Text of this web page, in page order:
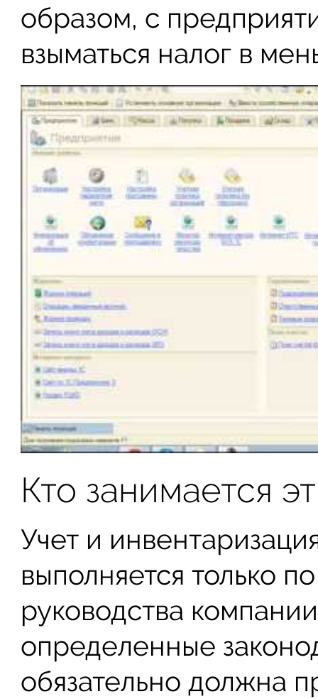
образом, с
взыматься налог в
Кто занимается
Учет и
выполняется только
руководства
определенные
обязательно должна